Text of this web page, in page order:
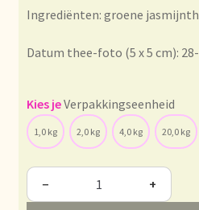
Contact
Contacto
Ingrediënten: groene
Datum thee-foto (5 x 5 cm):
Verpakkingseenheid
1,0 kg 2,0 kg 4,0 kg 20,0 kg
− +